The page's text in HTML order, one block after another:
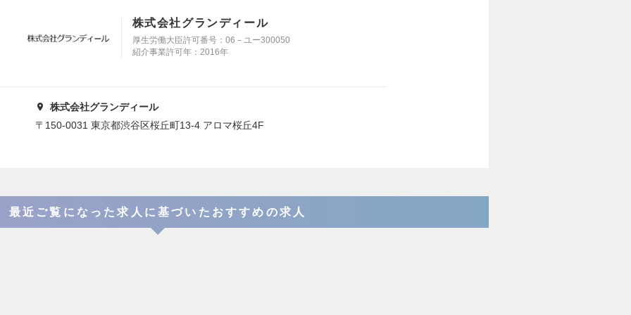
株式会社グランディール
厚生労働大臣許可番号：06－ユー300050
紹介事業許可年：2016年
株式会社グランディール
〒150-0031 東京都渋谷区桜丘町13-4 アロマ桜丘4F
最近ご覧になった求人に基づいたおすすめの求人